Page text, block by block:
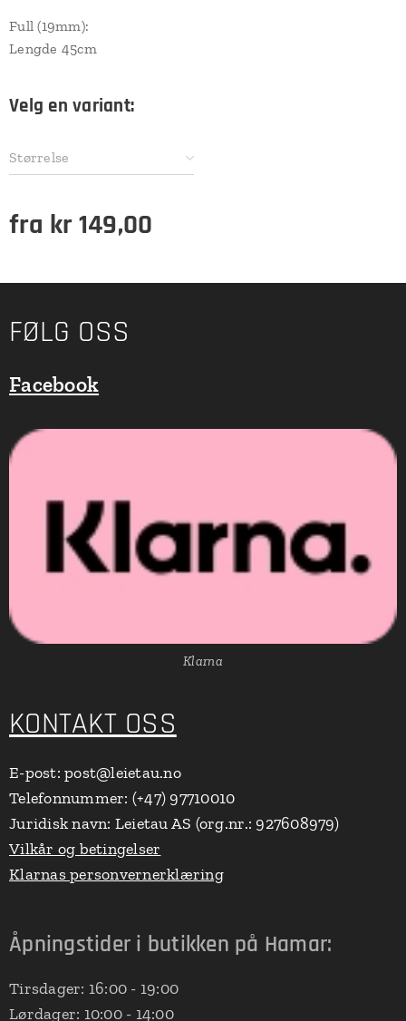
Full (19mm):
Lengde 45cm
Velg en variant:
Størrelse
fra kr149,00
FØLG OSS
Facebook
Klarna
KONTAKT OSS
E-post: post@leietau.no
Telefonnummer: (+47) 97710010
Juridisk navn: Leietau AS (org.nr.: 927608979)
Vilkår og betingelser
Klarnas personvernerklæring
Åpningstider i butikken på Hamar:
Tirsdager: 16:00 - 19:00
Lørdager: 10:00 - 14:00